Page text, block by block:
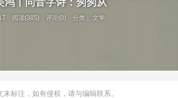
阅读(385) 评论(0) 分类：文学
标注，如有侵权，请与编辑联系。